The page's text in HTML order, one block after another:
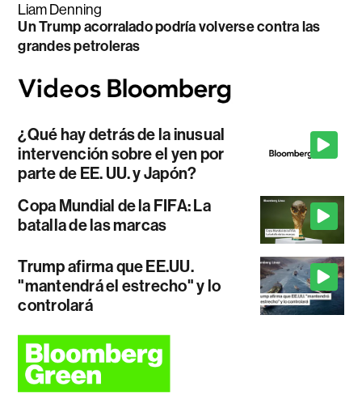
Liam Denning
Un Trump acorralado podría volverse contra las
grandes petroleras
¿Qué hay detrás de la inusual
intervención sobre el yen por
parte de EE. UU. y Japón?
Copa Mundial de la FIFA: La
batalla de las marcas
Trump afirma que EE.UU.
"mantendrá el estrecho" y lo
controlará